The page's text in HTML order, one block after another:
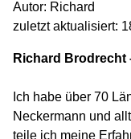
Autor: Richard
zuletzt aktualisiert:
Richard Brodrecht
Ich habe über 70
Neckermann und
teile ich meine